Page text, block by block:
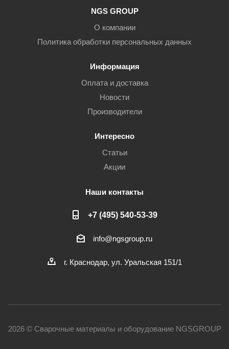
NGS GROUP
О компании
Политика обработки персональных данных
Информация
Оплата и доставка
Новости
Производители
Интересно
Статьи
Акции
Наши контакты
+7 (495) 540-53-39
info@ngsgroup.ru
г. Краснодар, ул. Уральская 151/1
2026 © Сварочные материалы и оборудование NGSGROUP